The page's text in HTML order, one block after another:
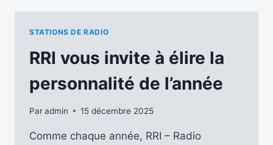
STATIONS DE RADIO
RRI vous invite à élire la
personnalité de l’année
Paradmin 15 décembre 2025
Comme chaque année, RRI – Radio